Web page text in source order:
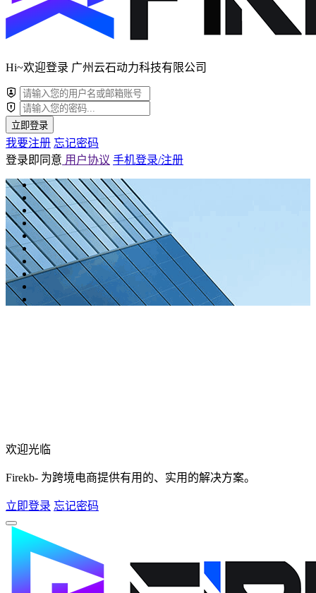
Hi~欢迎登录 广州云石动力科技有限公司
立即登录
我要注册 忘记密码
登录即同意 用户协议 手机登录/注册
欢迎光临
Firekb- 为跨境电商提供有用的、实用的解决方案。
立即登录 忘记密码